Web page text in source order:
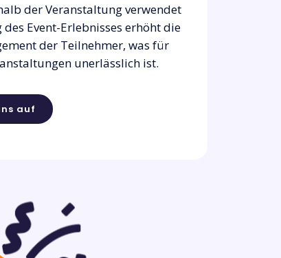
der Veranstaltung verwendet
Event-Erlebnisses erhöht die
der Teilnehmer, was für
unerlässlich ist.
auf